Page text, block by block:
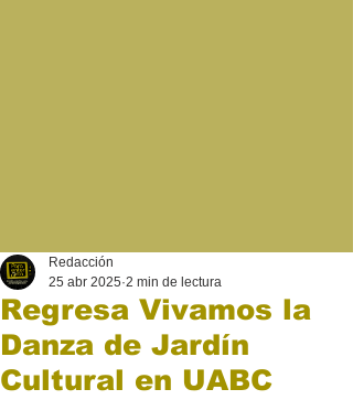
Regresa Vivamos la
Danza de Jardín
Cultural en UABC
Redacción
25 abr 2025 2 min de lectura